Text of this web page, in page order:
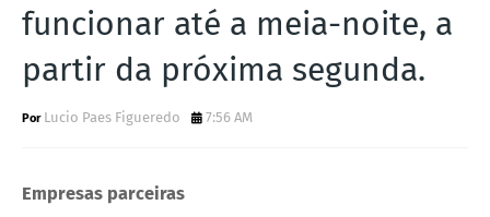
funcionar até a meia-noite, a
partir da próxima segunda.
Lucio Paes Figueredo 7:56 AM
Empresas parceiras